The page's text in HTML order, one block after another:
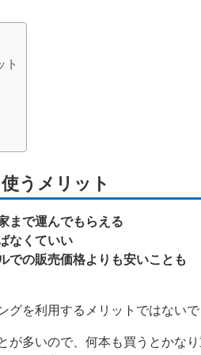
ト
うメリット
まで運んでもらえる
なくていい
での販売価格よりも安いことも
を利用するメリットではないで
が多いので、何本も買うとかな